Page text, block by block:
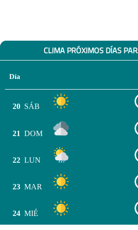
CLIMA PRÓXIMOS DÍAS
Día
20 SÁB
21 DOM
22 LUN
23 MAR
24 MIÉ